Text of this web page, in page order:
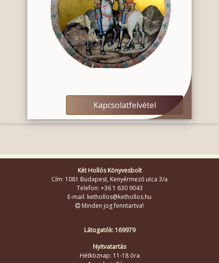
Kapcsolatfelvétel
Két Hollós Könyvesbolt
Cím: 1081 Budapest, Kenyérmező utca 3/a
Telefon: +36 1 630 9043
E-mail: kethollos@kethollos.hu
Minden jog fenntartva!
Látogatók: 169979
Nyitvatartás
Hétköznap: 11-18 óra